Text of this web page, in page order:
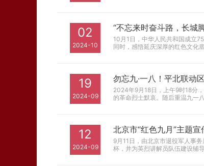
02
2024-10
“不忘来时奋斗路，长城
10月1日，中华人民共和国成立
同时，感悟延庆深厚的红色文化
19
2024-09
勿忘九·一八！平北联动
2024年9月18日，上午9时18分
的革命烈士默哀。随后重温九一
12
2024-09
北京市“红色九月”主题
9月11日，由北京市退役军人事
杯，并为英烈讲解员队伍建设辅